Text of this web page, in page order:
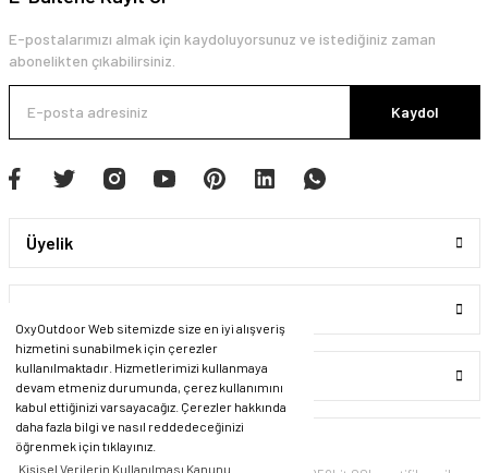
OxyOutdoor Web sitemizde size en iyi alışveriş
hizmetini sunabilmek için çerezler
kullanılmaktadır. Hizmetlerimizi kullanmaya
devam etmeniz durumunda, çerez kullanımını
kabul ettiğinizi varsayacağız. Çerezler hakkında
daha fazla bilgi ve nasıl reddedeceğinizi
öğrenmek için tıklayınız.
Kişisel Verilerin Kullanılması Kanunu
E-postalarımızı almak için kaydoluyorsunuz ve istediğiniz zaman
abonelikten çıkabilirsiniz.
Kaydol
Üyelik
Alışveriş